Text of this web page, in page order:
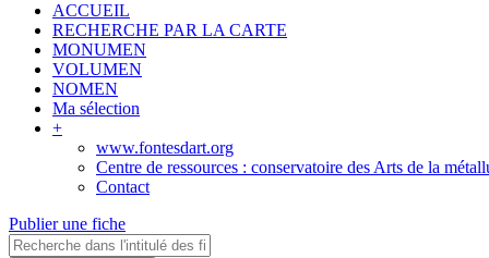
ACCUEIL
RECHERCHE PAR LA CARTE
MONUMEN
VOLUMEN
NOMEN
Ma sélection
+
www.fontesdart.org
Centre de ressources : conservatoire des Arts de la
Contact
Publier une fiche